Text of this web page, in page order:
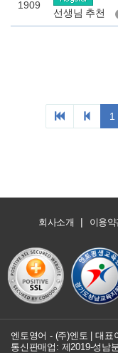
회사소개 | 이용약
엔토영어 - (주)엔토 | 대표
통신판매업: 제2019-성남